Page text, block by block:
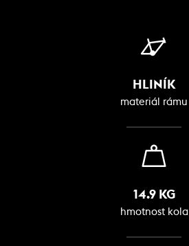
HLINÍK
materiál rámu
14.9 KG
hmotnost kola